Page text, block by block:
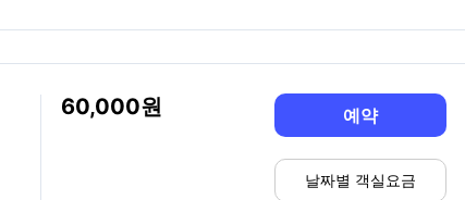
60,000 예약
날짜별 객실요금